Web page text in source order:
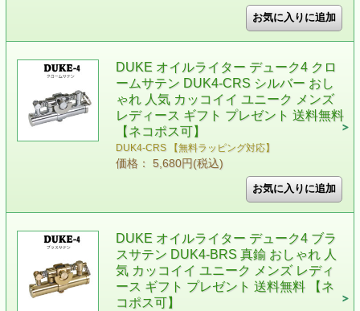
DUKE オイルライター デューク4 クロ
ームサテン DUK4-CRS シルバー おし
ゃれ 人気 カッコイイ ユニーク メンズ
レディース ギフト プレゼント 送料無料
【ネコポス可】
DUK4-CRS 【無料ラッピング対応】
価格： 5,680円(税込)
DUKE オイルライター デューク4 ブラ
スサテン DUK4-BRS 真鍮 おしゃれ 人
気 カッコイイ ユニーク メンズ レディ
ース ギフト プレゼント 送料無料 【ネ
コポス可】